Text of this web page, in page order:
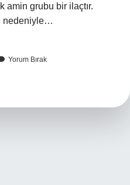
amin grubu bir ilaçtır.
nedeniyle…
Yorum Bırak